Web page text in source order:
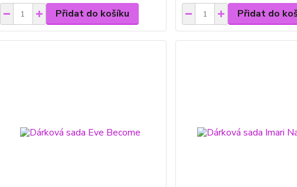
Přidat do košíku Přidat do